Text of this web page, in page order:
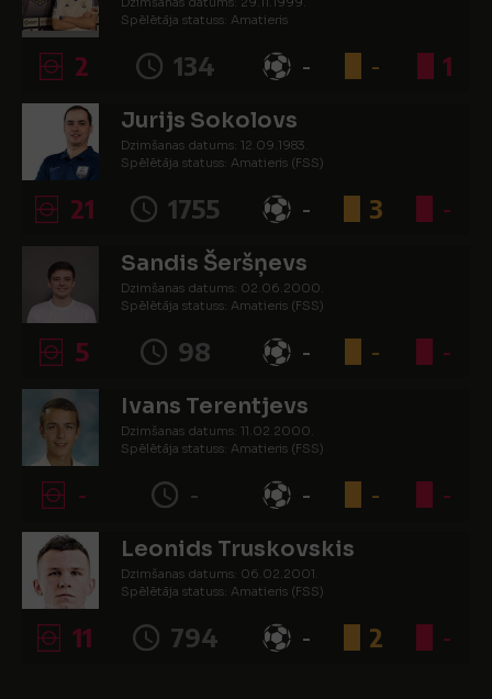
Spēlētāja statuss: Amatieris
2 134 - - 1
Jurijs Sokolovs
Dzimšanas datums: 12.09.1983.
Spēlētāja statuss: Amatieris (FSS)
21 1755 - 3 -
Sandis Šeršņevs
Dzimšanas datums: 02.06.2000.
Spēlētāja statuss: Amatieris (FSS)
5 98 - - -
Ivans Terentjevs
Dzimšanas datums: 11.02.2000.
Spēlētāja statuss: Amatieris (FSS)
- - - - -
Leonids Truskovskis
Dzimšanas datums: 06.02.2001.
Spēlētāja statuss: Amatieris (FSS)
11 794 - 2 -